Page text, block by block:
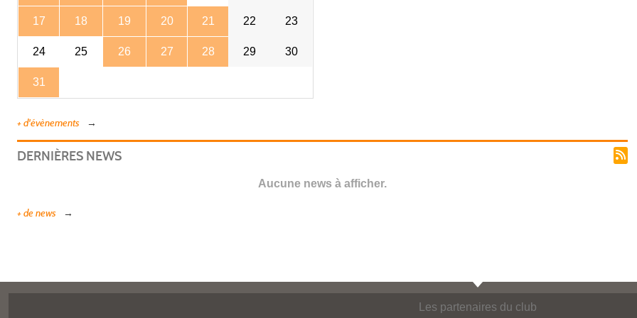
17 18 19 20 21 22 23
24 25 26 27 28 29 30
31
+ d'évènements
DERNIÈRES NEWS
Aucune news à afficher.
+ de news
Les partenaires du club